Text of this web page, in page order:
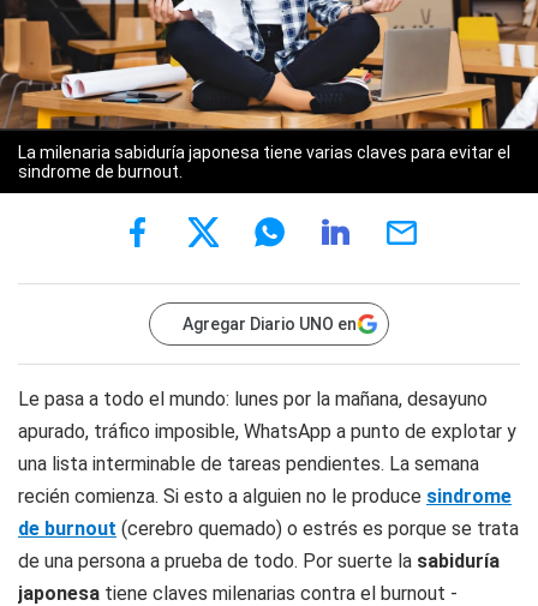
La milenaria sabiduría japonesa tiene varias claves para evitar el
sindrome de burnout.
Agregar Diario UNO en
Le pasa a todo el mundo: lunes por la mañana, desayuno
apurado, tráfico imposible, WhatsApp a punto de explotar y
una lista interminable de tareas pendientes. La semana
recién comienza. Si esto a alguien no le produce sindrome
de burnout (cerebro quemado) o estrés es porque se trata
de una persona a prueba de todo. Por suerte la sabiduría
japonesa tiene claves milenarias contra el burnout -